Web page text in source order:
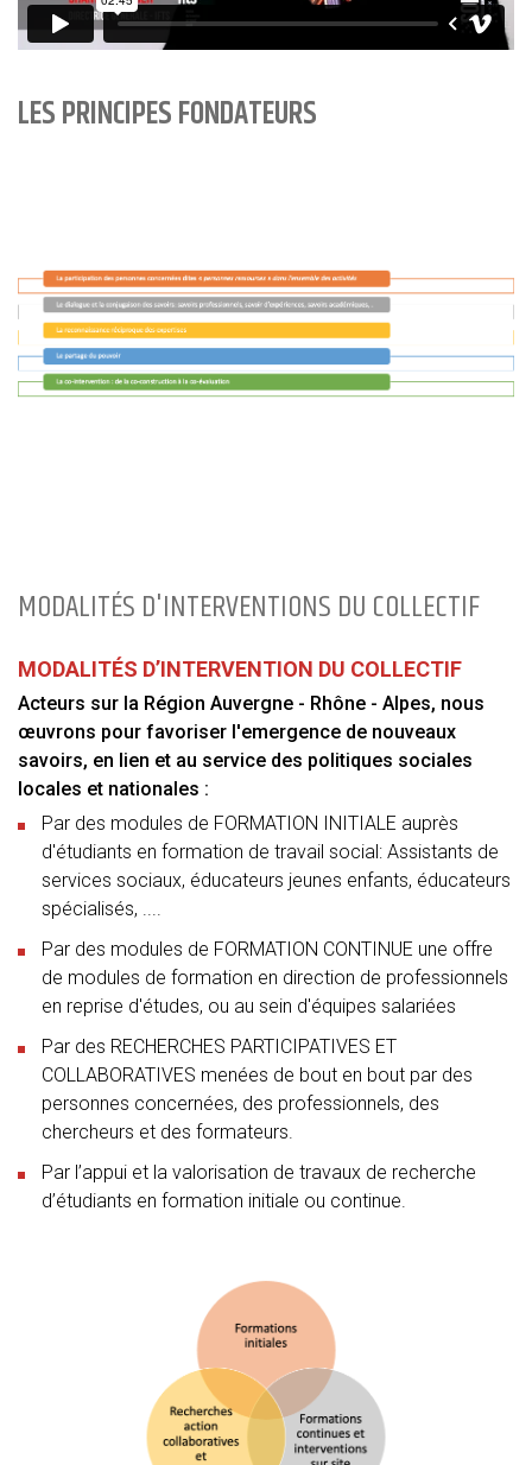
LES PRINCIPES FONDATEURS
MODALITÉS D'INTERVENTIONS DU COLLECTIF
MODALITÉS D’INTERVENTION DU COLLECTIF
Acteurs sur la Région Auvergne - Rhône - Alpes, nous
œuvrons pour favoriser l'emergence de nouveaux
savoirs, en lien et au service des politiques sociales
locales et nationales :
Par des modules de FORMATION INITIALE auprès
d'étudiants en formation de travail social: Assistants de
services sociaux, éducateurs jeunes enfants, éducateurs
spécialisés, ....
Par des modules de FORMATION CONTINUE une offre
de modules de formation en direction de professionnels
en reprise d'études, ou au sein d'équipes salariées
Par des RECHERCHES PARTICIPATIVES ET
COLLABORATIVES menées de bout en bout par des
personnes concernées, des professionnels, des
chercheurs et des formateurs.
Par l’appui et la valorisation de travaux de recherche
d’étudiants en formation initiale ou continue.